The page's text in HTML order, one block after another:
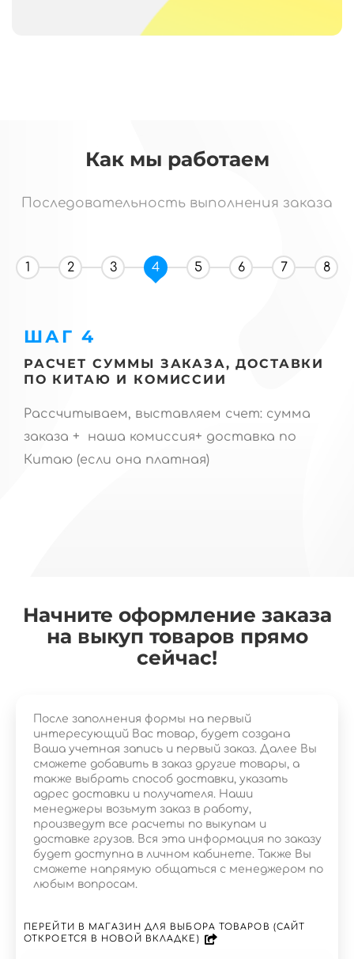
Как мы работаем
Последовательность выполнения заказа
1 2 3 4 5 6 7 8
ШАГ 4
РАСЧЕТ СУММЫ ЗАКАЗА, ДОСТАВКИ
ПО КИТАЮ И КОМИССИИ
Рассчитываем, выставляем счет: сумма
заказа + наша комиссия+ доставка по
Китаю (если она платная)
Начните оформление заказа
на выкуп товаров прямо
сейчас!
После заполнения формы на первый
интересующий Вас товар, будет создана
Ваша учетная запись и первый заказ. Далее Вы
сможете добавить в заказ другие товары, а
также выбрать способ доставки, указать
адрес доставки и получателя. Наши
менеджеры возьмут заказ в работу,
произведут все расчеты по выкупам и
доставке грузов. Вся эта информация по заказу
будет доступна в личном кабинете. Также Вы
сможете напрямую общаться с менеджером по
любым вопросам.
ПЕРЕЙТИ В МАГАЗИН ДЛЯ ВЫБОРА ТОВАРОВ (САЙТ
ОТКРОЕТСЯ В НОВОЙ ВКЛАДКЕ)